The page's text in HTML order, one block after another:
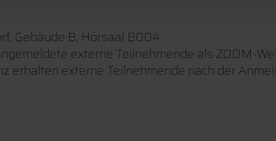
Gebäude B, Hörsaal B004
externe Teilnehmende als ZOOM-
erhalten externe Teilnehmende nach der